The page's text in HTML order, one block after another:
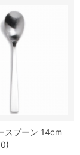
スプーン 14cm